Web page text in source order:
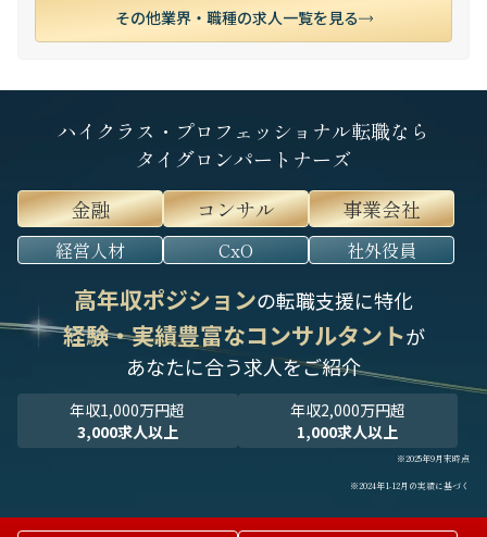
その他業界・職種の求人一覧を見る
ハイクラス・プロフェッショナル転職なら
タイグロンパートナーズ
金融
コンサル 事業会社
経営人材 CxO 社外役員
高年収ポジションの転職支援に特化
経験・実績豊富なコンサルタントが
あなたに合う求人をご紹介
年収1,000万円超
3,000求人以上
年収2,000万円超
1,000求人以上
※2025年9月末時点
※2024年1-12月の実績に基づく